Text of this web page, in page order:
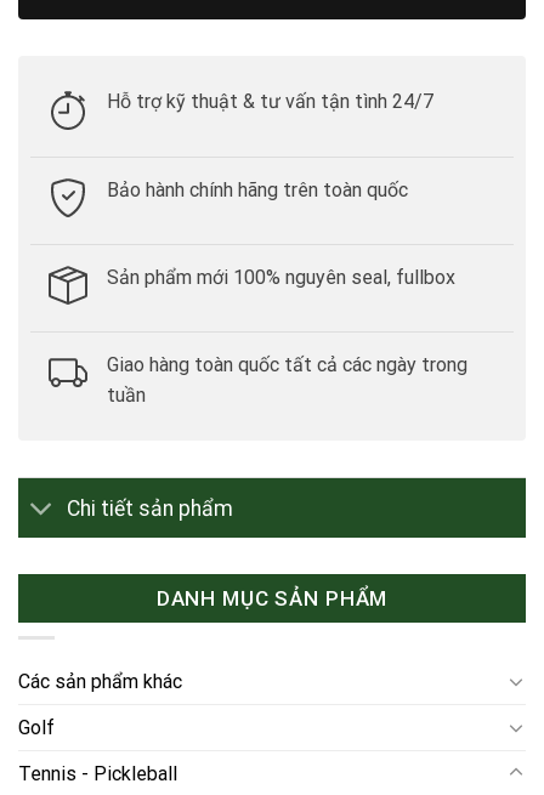
Hỗ trợ kỹ thuật & tư vấn tận tình 24/7
Bảo hành chính hãng trên toàn quốc
Sản phẩm mới 100% nguyên seal, fullbox
Giao hàng toàn quốc tất cả các ngày trong
tuần
Chi tiết sản phẩm
DANH MỤC SẢN PHẨM
Các sản phẩm khác
Golf
Tennis - Pickleball